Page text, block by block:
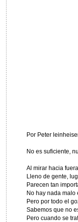
Por Peter
No es suficiente,
Al mirar hacia
Lleno de gente,
Parecen tan
No hay nada malo
Pero por todo el
Sabemos que no
Pero cuando se